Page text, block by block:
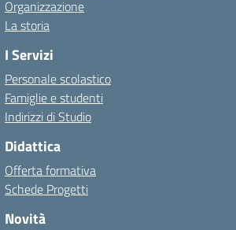
Organizzazione
La storia
I Servizi
Personale scolastico
Famiglie e studenti
Indirizzi di Studio
Didattica
Offerta formativa
Schede Progetti
Novità